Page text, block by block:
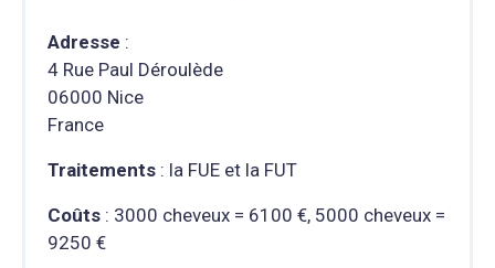
Adresse :
4 Rue Paul Déroulède
06000 Nice
France
Traitements : la FUE et la FUT
Coûts : 3000 cheveux = 6100 €, 5000 cheveux =
9250 €